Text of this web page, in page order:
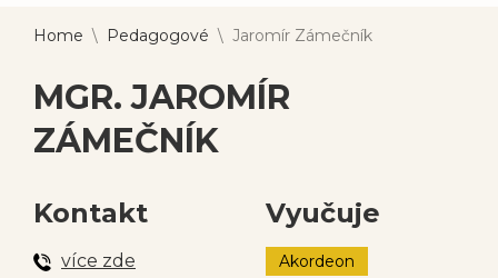
Home \ Pedagogové \ Jaromír Zámečník
MGR. JAROMÍR
ZÁMEČNÍK
Kontakt
více zde
Vyučuje
Akordeon